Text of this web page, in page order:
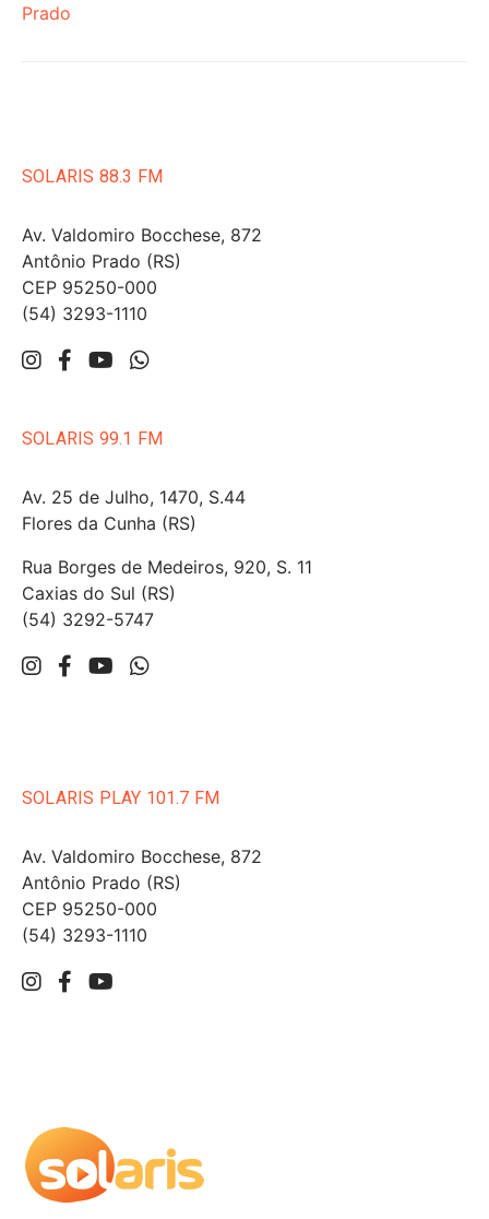
Prado
SOLARIS 88.3 FM
Av. Valdomiro Bocchese, 872
Antônio Prado (RS)
CEP 95250-000
(54) 3293-1110
SOLARIS 99.1 FM
Av. 25 de Julho, 1470, S.44
Flores da Cunha (RS)
Rua Borges de Medeiros, 920, S. 11
Caxias do Sul (RS)
(54) 3292-5747
SOLARIS PLAY 101.7 FM
Av. Valdomiro Bocchese, 872
Antônio Prado (RS)
CEP 95250-000
(54) 3293-1110